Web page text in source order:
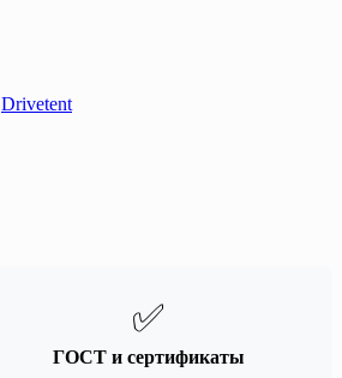
Drivetent
✅
ГОСТ и сертификаты